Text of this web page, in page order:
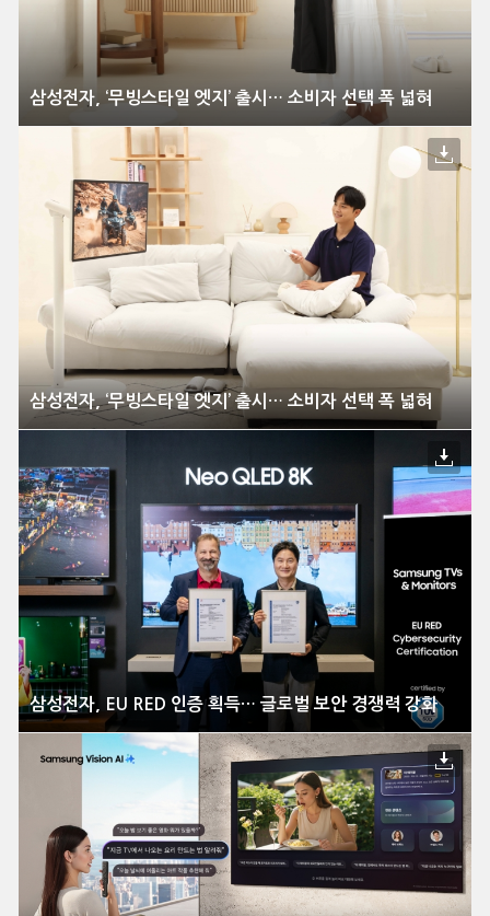
삼성전자, ‘무빙스타일 엣지’ 출시… 소비자 선택 폭 넓혀
삼성전자, ‘무빙스타일 엣지’ 출시… 소비자 선택 폭 넓혀
삼성전자, EU RED 인증 획득… 글로벌 보안 경쟁력 강화